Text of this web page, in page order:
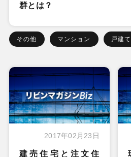
群とは？
その他 マンション 戸建て
2017年02月23日
建売住宅と注文住